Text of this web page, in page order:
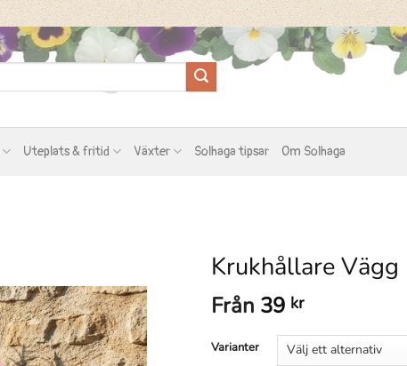
Uteplats & fritid Växter Solhaga tipsar Om Solhaga
Krukhållare Vägg
Från 39 kr
Varianter